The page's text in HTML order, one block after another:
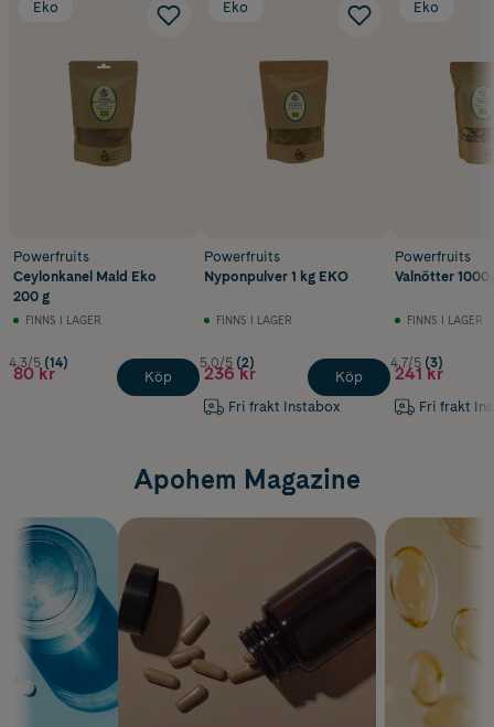
Eko
Powerfruits
Ceylonkanel Mald Eko
200 g
FINNS I LAGER
4.3/5 (14)
80 kr Köp
Eko
Powerfruits
Nyponpulver 1 kg EKO
FINNS I LAGER
5.0/5 (2)
236 kr
Fri frakt Instabox
Köp
Eko
Powerfruits
Valnötter
FINNS I LAGER
4.7/5 (3)
241 kr
Fri frakt
Apohem Magazine